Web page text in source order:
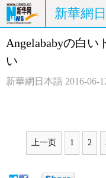
新華網
ホームページ
中日対訳
Angelababyの白
い
新華網日本語 2016-06-
上一页 1 2